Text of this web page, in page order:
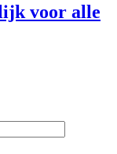
voor alle